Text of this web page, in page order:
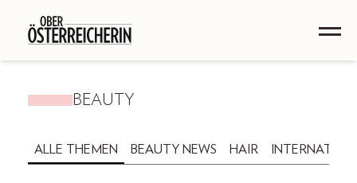
BEAUTY
ALLE THEMEN BEAUTY NEWS HAIR